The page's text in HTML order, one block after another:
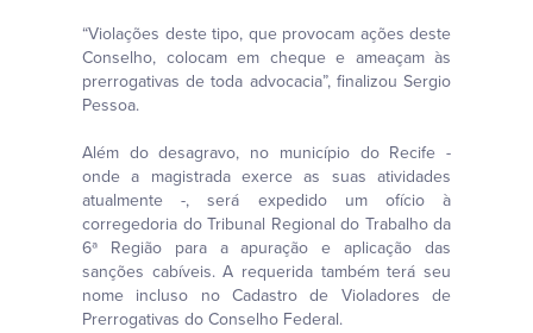
“Violações deste tipo, que provocam ações deste
Conselho, colocam em cheque e ameaçam às
prerrogativas de toda advocacia”, finalizou Sergio
Pessoa.
Além do desagravo, no município do Recife -
onde a magistrada exerce as suas atividades
atualmente -, será expedido um ofício à
corregedoria do Tribunal Regional do Trabalho da
6ª Região para a apuração e aplicação das
sanções cabíveis. A requerida também terá seu
nome incluso no Cadastro de Violadores de
Prerrogativas do Conselho Federal.